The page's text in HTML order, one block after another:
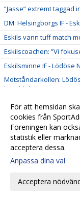
”Jasse” extremt taggad
DM: Helsingborgs IF -
Eskils vann tuff match
Eskilscoachen: ”Vi
Eskilsminne IF - Lödöse
Motståndarkollen:
handduken
”Julle” hyllades för 200
Eskils besegrade Eskils
Eskils mot Eskils ännu en
Svenska Cupen-match
Tuff match väntar mot
För att hemsidan
cookies från
Föreningen kan
statistik eller
acceptera dessa.
Anpassa dina val
Acceptera